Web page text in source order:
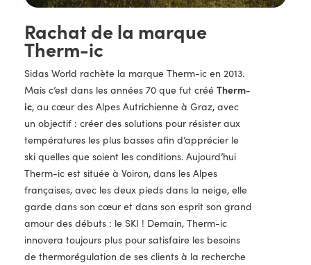
Titre
Rachat de la marque
Therm-ic
Description
Sidas World rachète la marque Therm-ic en 2013.
Mais c’est dans les années 70 que fut créé Therm-
ic, au cœur des Alpes Autrichienne à Graz, avec
un objectif : créer des solutions pour résister aux
températures les plus basses afin d’apprécier le
ski quelles que soient les conditions. Aujourd’hui
Therm-ic est située à Voiron, dans les Alpes
françaises, avec les deux pieds dans la neige, elle
garde dans son cœur et dans son esprit son grand
amour des débuts : le SKI ! Demain, Therm-ic
innovera toujours plus pour satisfaire les besoins
de thermorégulation de ses clients à la recherche